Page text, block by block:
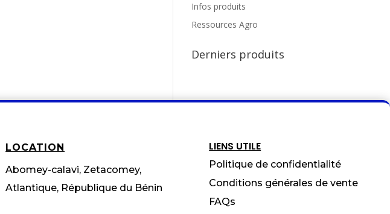
Infos produits
Ressources Agro
Derniers produits
LOCATION
Abomey-calavi, Zetacomey,
Atlantique, République du Bénin
LIENS UTILE
Politique de confidentialité
Conditions générales de vente
FAQs